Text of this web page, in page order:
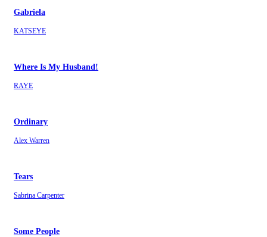
Gabriela
KATSEYE
Where Is My Husband!
RAYE
Ordinary
Alex Warren
Tears
Sabrina Carpenter
Some People